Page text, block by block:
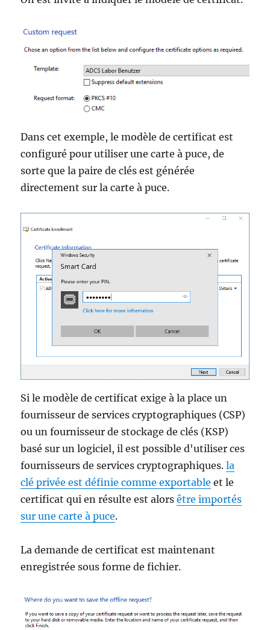
Dans cet exemple, le modèle de certificat est
configuré pour utiliser une carte à puce, de
sorte que la paire de clés est générée
directement sur la carte à puce.
Si le modèle de certificat exige à la place un
fournisseur de services cryptographiques (CSP)
ou un fournisseur de stockage de clés (KSP)
basé sur un logiciel, il est possible d'utiliser ces
fournisseurs de services cryptographiques.la
clé privée est définie comme exportable et le
certificat qui en résulte est alorsêtre importés
sur une carte à puce.
La demande de certificat est maintenant
enregistrée sous forme de fichier.